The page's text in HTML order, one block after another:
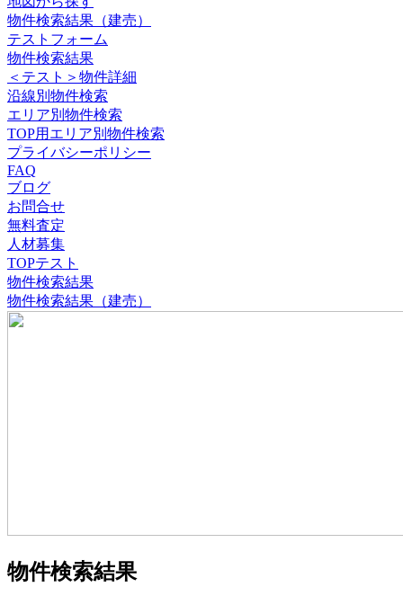
物件検索結果（建売）
テストフォーム
物件検索結果
＜テスト＞物件詳細
沿線別物件検索
エリア別物件検索
TOP用エリア別物件検索
プライバシーポリシー
FAQ
ブログ
お問合せ
無料査定
人材募集
TOPテスト
物件検索結果
物件検索結果（建売）
物件検索結果